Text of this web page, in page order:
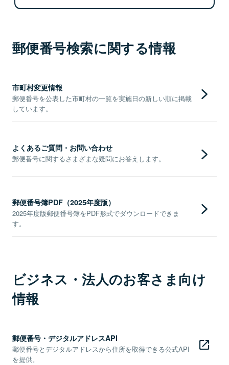
郵便番号検索に関する情報
市町村変更情報
郵便番号を公表した市町村の一覧を実施日の新しい順に掲載
しています。
よくあるご質問・お問い合わせ
郵便番号に関するさまざまな疑問にお答えします。
郵便番号簿PDF（2025年度版）
2025年度版郵便番号簿をPDF形式でダウンロードできま
す。
ビジネス・法人のお客さま向け
情報
郵便番号・デジタルアドレスAPI
郵便番号とデジタルアドレスから住所を取得できる公式API
を提供。